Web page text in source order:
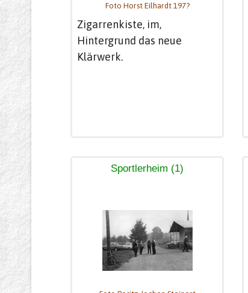
Foto Horst Eilhardt 197?
Zigarrenkiste, im,
Hintergrund das neue
Klärwerk.
Sportlerheim (1)